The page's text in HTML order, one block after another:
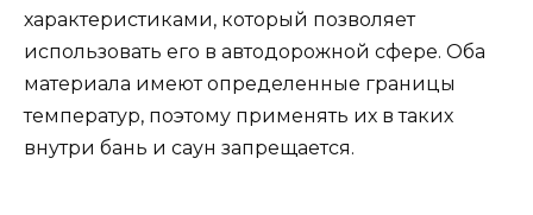
характеристиками, который позволяет
использовать его в автодорожной сфере. Оба
материала имеют определенные границы
температур, поэтому применять их в таких
внутри бань и саун запрещается.